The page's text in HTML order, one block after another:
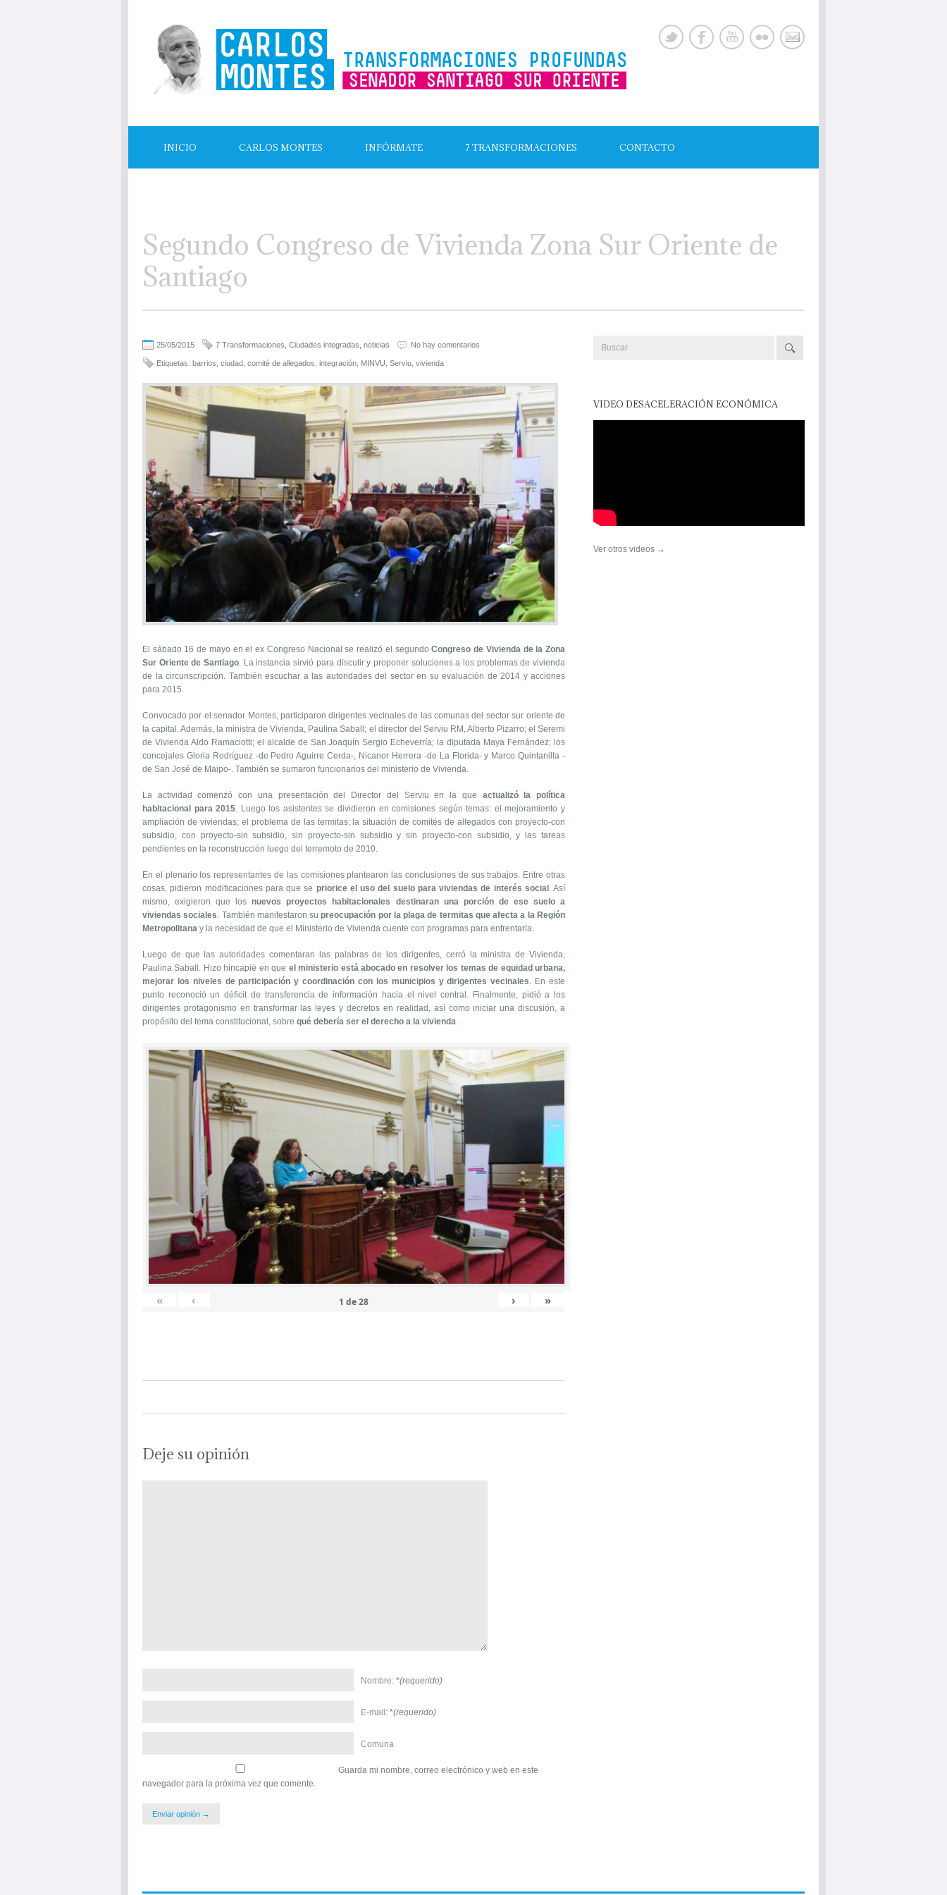
INICIO CARLOS MONTES INFÓRMATE 7 TRANSFORMACIONES CONTACTO
Segundo Congreso de Vivienda Zona Sur Oriente de
Santiago
25/05/2015 7 Transformaciones Ciudades integradas noticias No hay comentarios
Etiquetas: barrios ciudad comité de allegados integración MINVU Serviu vivienda
El sábado 16 de mayo en el ex Congreso Nacional se realizó el segundoCongreso de Vivienda de la Zona
Sur Oriente de Santiago. La instancia sirvió para discutir y proponer soluciones a los problemas de vivienda
de la circunscripción. También escuchar a las autoridades del sector en su evaluación de 2014 y acciones
para 2015.
Convocado por el senador Montes, participaron dirigentes vecinales de las comunas del sector sur oriente de
la capital. Además, la ministra de Vivienda, Paulina Saball; el director del Serviu RM, Alberto Pizarro; el Seremi
de Vivienda Aldo Ramaciotti; el alcalde de San Joaquín Sergio Echeverría; la diputada Maya Fernández; los
concejales Gloria Rodríguez -de Pedro Aguirre Cerda-, Nicanor Herrera -de La Florida- y Marco Quintanilla -
de San José de Maipo-. También se sumaron funcionarios del ministerio de Vivienda.
La actividad comenzó con una presentación del Director del Serviu en la que actualizó la política
habitacional para 2015. Luego los asistentes se dividieron en comisiones según temas: el mejoramiento y
ampliación de viviendas; el problema de las termitas; la situación de comités de allegados con proyecto-con
subsidio, con proyecto-sin subsidio, sin proyecto-sin subsidio y sin proyecto-con subsidio, y las tareas
pendientes en la reconstrucción luego del terremoto de 2010.
En el plenario los representantes de las comisiones plantearon las conclusiones de sus trabajos. Entre otras
cosas, pidieron modificaciones para que se priorice el uso del suelo para viviendas de interés social . Así
mismo, exigieron que losnuevos proyectos habitacionales destinaran una porción de ese suelo a
viviendas sociales. También manifestaron supreocupación por la plaga de termitas que afecta a la Región
Metropolitana y la necesidad de que el Ministerio de Vivienda cuente con programas para enfrentarla.
Luego de que las autoridades comentaran las palabras de los dirigentes, cerró la ministra de Vivienda,
Paulina Saball. Hizo hincapié en que el ministerio está abocado en resolver los temas de equidad urbana,
mejorar los niveles de participación y coordinación con los municipios y dirigentes vecinales. En este
punto reconoció un déficit de transferencia de información hacia el nivel central. Finalmente, pidió a los
dirigentes protagonismo en transformar las leyes y decretos en realidad, así como iniciar una discusión, a
propósito del tema constitucional, sobre qué debería ser el derecho a la vivienda.
« ‹ 1 de28 › »
Deje su opinión
Nombre: *(requerido)
E-mail: *(requerido)
Comuna
Guarda mi nombre, correo electrónico y web en este
navegador para la próxima vez que comente.
VIDEO DESACELERACIÓN ECONÓMICA
Ver otros videos →